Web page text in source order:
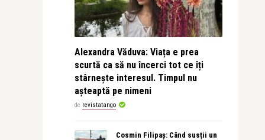
Alexandra Văduva: Viața e prea
scurtă ca să nu încerci tot ce îți
stârnește interesul. Timpul nu
așteaptă pe nimeni
de revistatango
Cosmin Filipaș: Când susții un